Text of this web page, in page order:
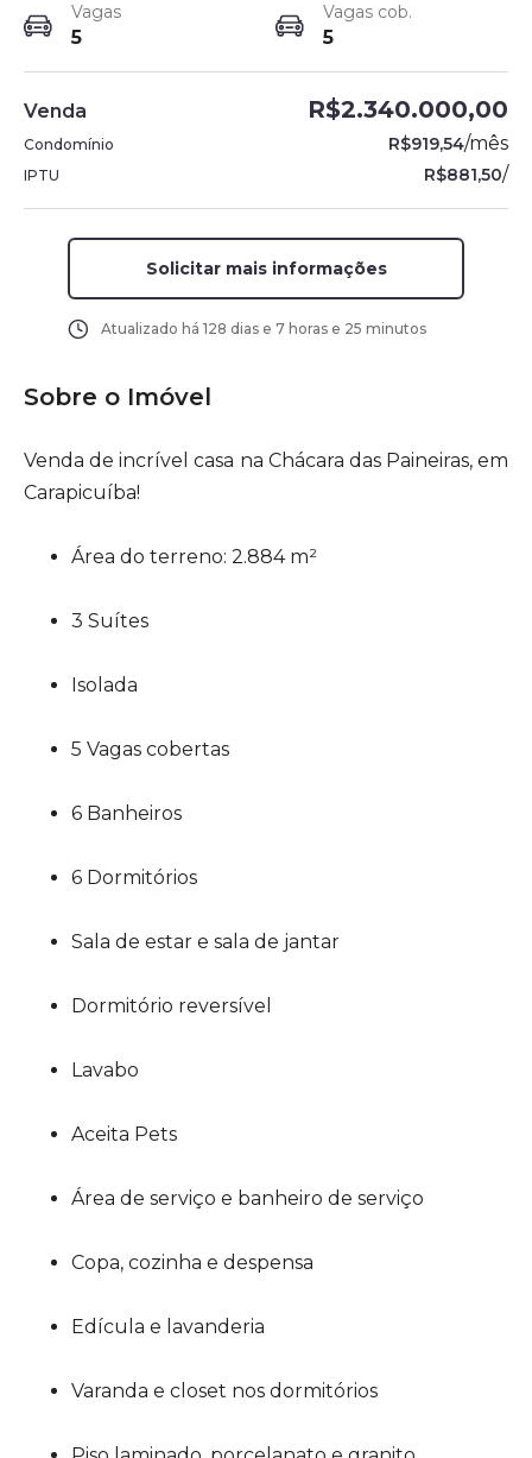
Vagas
5
Vagas cob.
5
Venda R$2.340.000,00
Condomínio R$919,54/mês
IPTU R$881,50/
Solicitar mais informações
Atualizado há 128 dias e 7 horas e 25 minutos
Sobre o Imóvel
Venda de incrível casa na Chácara das Paineiras, em
Carapicuíba!
Área do terreno: 2.884 m²
3 Suítes
Isolada
5 Vagas cobertas
6 Banheiros
6 Dormitórios
Sala de estar e sala de jantar
Dormitório reversível
Lavabo
Aceita Pets
Área de serviço e banheiro de serviço
Copa, cozinha e despensa
Edícula e lavanderia
Varanda e closet nos dormitórios